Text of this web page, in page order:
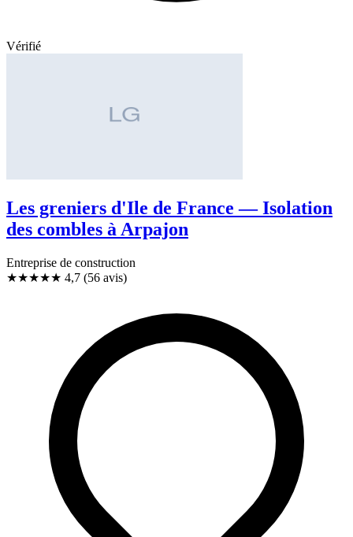
Vérifié
Les greniers d'Ile de France — Isolation
des combles à Arpajon
Entreprise de construction
★★★★★ 4,7 (56 avis)